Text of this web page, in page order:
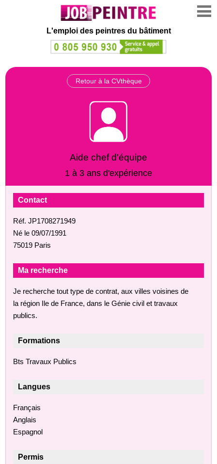
L'emploi des peintres du bâtiment
Retour à la CVthèque
Aide chef d'équipe
1 à 3 ans d'expérience
Contact
Réf. JP1708271949
Né le 09/07/1991
75019 Paris
Ma recherche
Je recherche tout type de contrat, aux villes voisines de
la région Ile de France, dans le Génie civil et travaux
publics.
Formations
Bts Travaux Publics
Langues
Français
Anglais
Espagnol
Permis